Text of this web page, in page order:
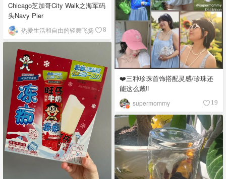
❤️三种珍珠首饰搭配灵感/珍珠还
能这么戴‼️
supermommy 19
Chicago芝加哥City Walk之海军码
头Navy Pier
热爱生活和自由的轻舞飞扬 8